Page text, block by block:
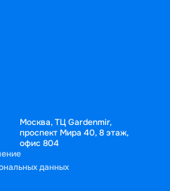
Москва, ТЦ Gardenmir,
проспект Мира 40, 8 этаж,
офис 804
данных